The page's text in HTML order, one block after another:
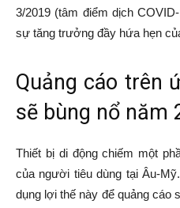
3/2019 (tâm điểm dịch
sự tăng trưởng đầy hứa hẹn
Quảng cáo trên
sẽ bùng nổ năm
Thiết bị di động chiếm một
của người tiêu dùng tại Âu-
dụng lợi thế này để quảng cáo